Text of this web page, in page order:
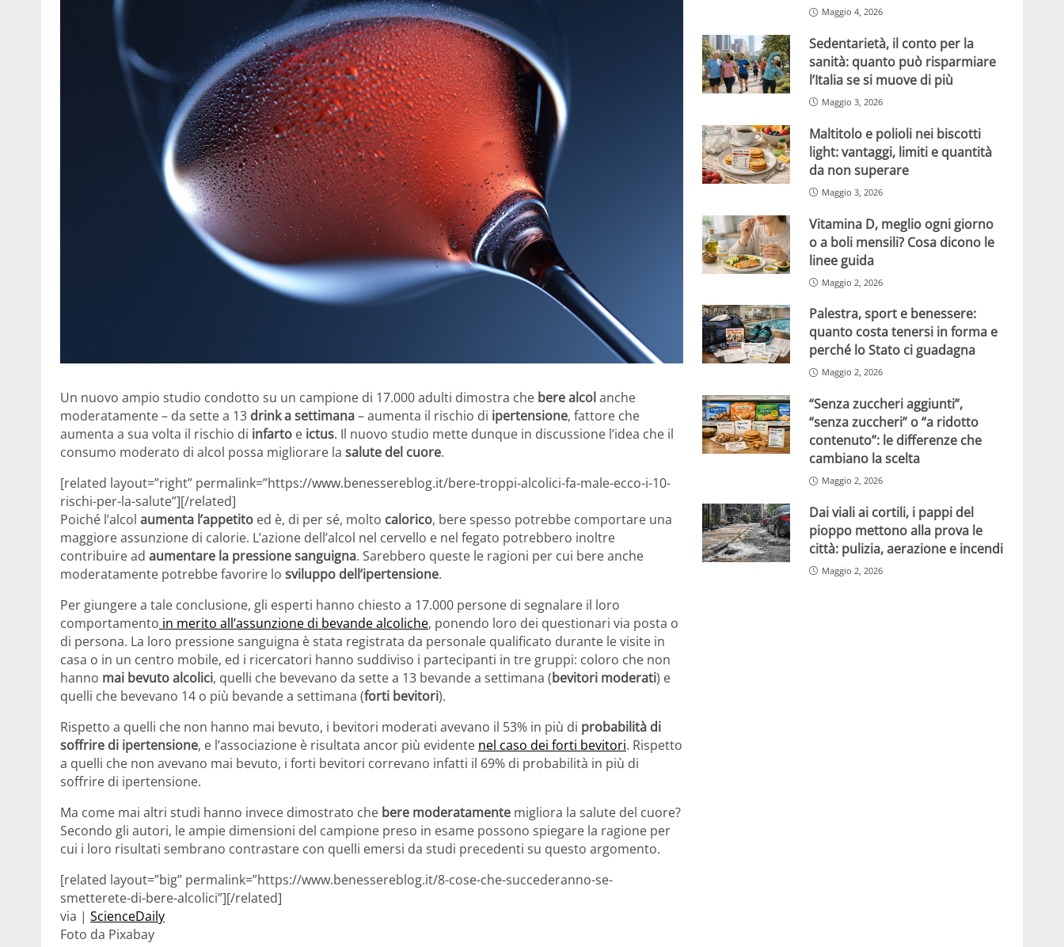
Un nuovo ampio studio condotto su un campione di 17.000 adulti dimostra che bere alcol anche
moderatamente – da sette a 13 drink a settimana– aumenta il rischio di ipertensione, fattore che
aumenta a sua volta il rischio di infarto e ictus. Il nuovo studio mette dunque in discussione l’idea che il
consumo moderato di alcol possa migliorare la salute del cuore.
[related layout=”right” permalink=”https://www.benessereblog.it/bere-troppi-alcolici-fa-male-ecco-i-10-
rischi-per-la-salute”][/related]
Poiché l’alcol aumenta l’appetito ed è, di per sé, molto calorico, bere spesso potrebbe comportare una
maggiore assunzione di calorie. L’azione dell’alcol nel cervello e nel fegato potrebbero inoltre
contribuire ad aumentare la pressione sanguigna. Sarebbero queste le ragioni per cui bere anche
moderatamente potrebbe favorire lo sviluppo dell’ipertensione.
Per giungere a tale conclusione, gli esperti hanno chiesto a 17.000 persone di segnalare il loro
comportamento in merito all’assunzione di bevande alcoliche, ponendo loro dei questionari via posta o
di persona. La loro pressione sanguigna è stata registrata da personale qualificato durante le visite in
casa o in un centro mobile, ed i ricercatori hanno suddiviso i partecipanti in tre gruppi: coloro che non
hanno mai bevuto alcolici, quelli che bevevano da sette a 13 bevande a settimana (bevitori moderati) e
quelli che bevevano 14 o più bevande a settimana (forti bevitori).
Rispetto a quelli che non hanno mai bevuto, i bevitori moderati avevano il 53% in più di probabilità di
soffrire di ipertensione, e l’associazione è risultata ancor più evidente nel caso dei forti bevitori. Rispetto
a quelli che non avevano mai bevuto, i forti bevitori correvano infatti il 69% di probabilità in più di
soffrire di ipertensione.
Ma come mai altri studi hanno invece dimostrato che bere moderatamente migliora la salute del cuore?
Secondo gli autori, le ampie dimensioni del campione preso in esame possono spiegare la ragione per
cui i loro risultati sembrano contrastare con quelli emersi da studi precedenti su questo argomento.
[related layout=”big” permalink=”https://www.benessereblog.it/8-cose-che-succederanno-se-
smetterete-di-bere-alcolici”][/related]
via | ScienceDaily
Foto da Pixabay
Maggio 4, 2026
Sedentarietà, il conto per la
sanità: quanto può risparmiare
l’Italia se si muove di più
Maggio 3, 2026
Maltitolo e polioli nei biscotti
light: vantaggi, limiti e quantità
da non superare
Maggio 3, 2026
Vitamina D, meglio ogni giorno
o a boli mensili? Cosa dicono le
linee guida
Maggio 2, 2026
Palestra, sport e benessere:
quanto costa tenersi in forma e
perché lo Stato ci guadagna
Maggio 2, 2026
“Senza zuccheri aggiunti”,
“senza zuccheri” o “a ridotto
contenuto”: le differenze che
cambiano la scelta
Maggio 2, 2026
Dai viali ai cortili, i pappi del
pioppo mettono alla prova le
città: pulizia, aerazione e incendi
Maggio 2, 2026